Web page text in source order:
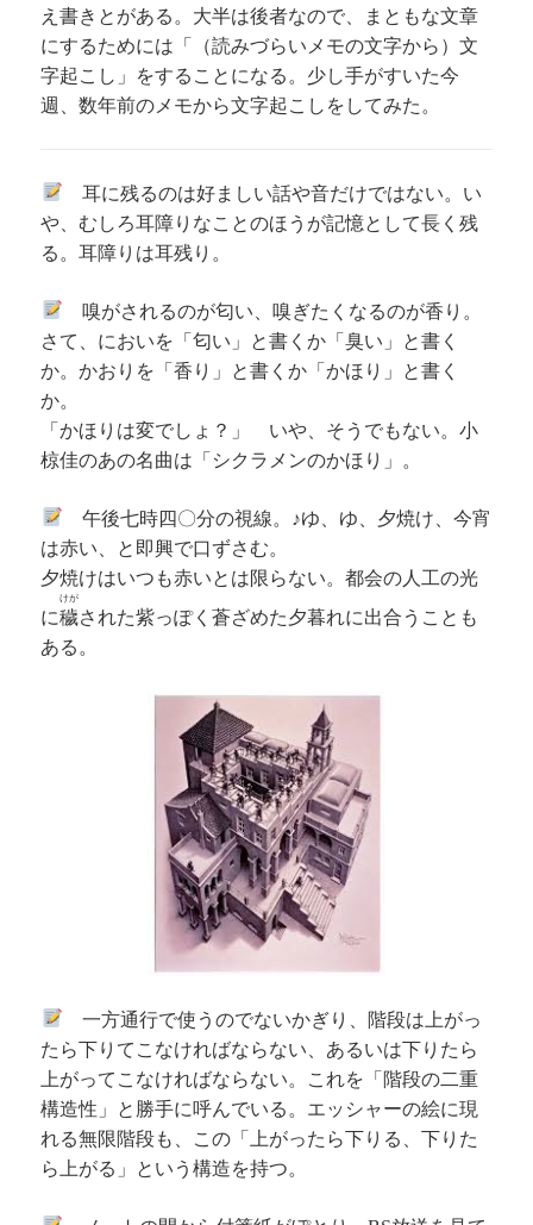
え書きとがある。大半は後者なので、まともな文章
にするためには「（読みづらいメモの文字から）文
字起こし」をすることになる。少し手がすいた今
週、数年前のメモから文字起こしをしてみた。
耳に残るのは好ましい話や音だけではない。い
や、むしろ耳障りなことのほうが記憶として長く残
る。耳障りは耳残り。
嗅がされるのが匂い、嗅ぎたくなるのが香り。
さて、においを「匂い」と書くか「臭い」と書く
か。かおりを「香り」と書くか「かほり」と書く
か。
「かほりは変でしょ？」 いや、そうでもない。小
椋佳のあの名曲は「シクラメンのかほり」。
午後七時四〇分の視線。♪ゆ、ゆ、夕焼け、今宵
は赤い、と即興で口ずさむ。
夕焼けはいつも赤いとは限らない。都会の人工の光
に穢
けが
された紫っぽく蒼ざめた夕暮れに出合うことも
ある。
一方通行で使うのでないかぎり、階段は上がっ
たら下りてこなければならない、あるいは下りたら
上がってこなければならない。これを「階段の二重
構造性」と勝手に呼んでいる。エッシャーの絵に現
れる無限階段も、この「上がったら下りる、下りた
ら上がる」という構造を持つ。